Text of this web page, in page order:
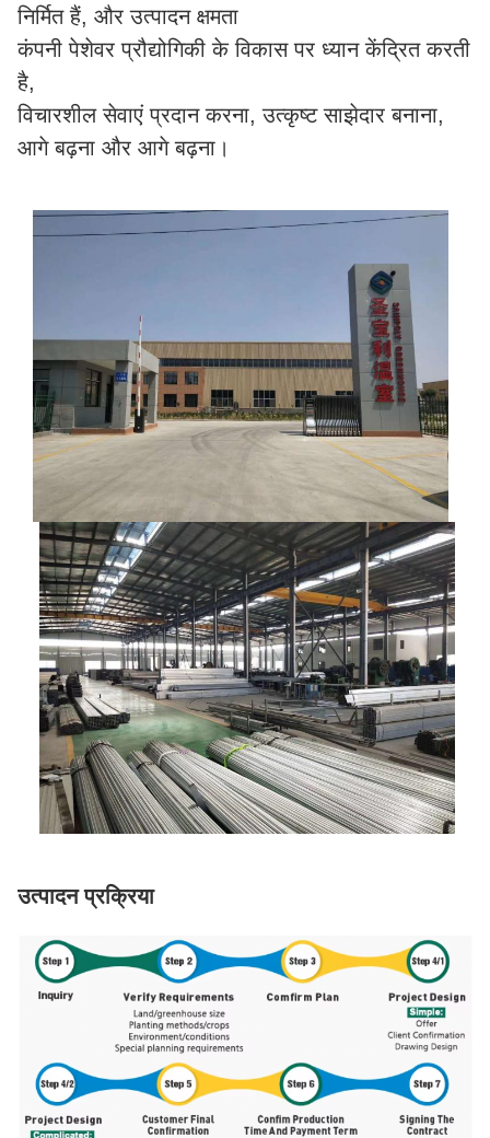
निर्मित हैं, और उत्पादन क्षमता
कंपनी पेशेवर प्रौद्योगिकी के विकास पर ध्यान केंद्रित करती
है,
विचारशील सेवाएं प्रदान करना, उत्कृष्ट साझेदार बनाना,
आगे बढ़ना और आगे बढ़ना।
उत्पादन प्रक्रिया